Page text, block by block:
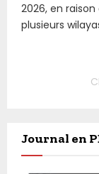
2026, en
plusieurs
Journal en